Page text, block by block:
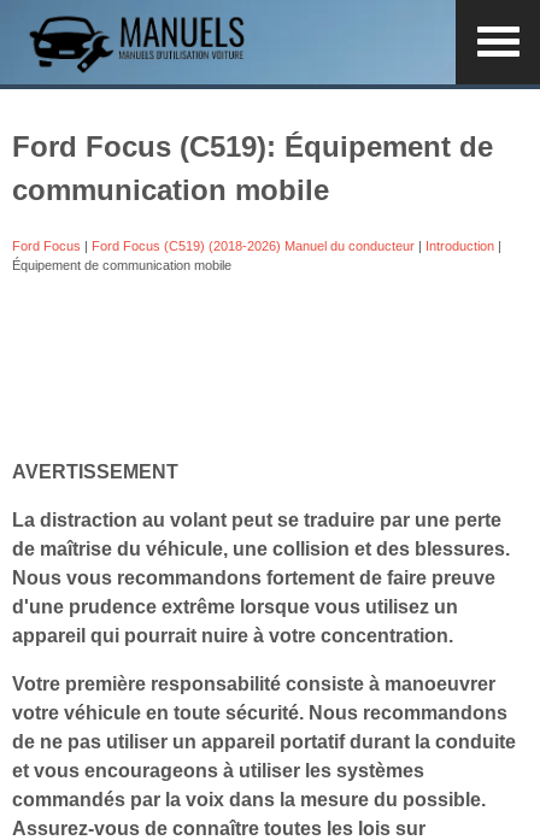
Ford Focus (C519): Équipement de
communication mobile
Ford Focus | Ford Focus (C519) (2018-2026) Manuel du conducteur | Introduction |
Équipement de communication mobile
AVERTISSEMENT
La distraction au volant peut se traduire par une perte
de maîtrise du véhicule, une collision et des blessures.
Nous vous recommandons fortement de faire preuve
d'une prudence extrême lorsque vous utilisez un
appareil qui pourrait nuire à votre concentration.
Votre première responsabilité consiste à manoeuvrer
votre véhicule en toute sécurité. Nous recommandons
de ne pas utiliser un appareil portatif durant la conduite
et vous encourageons à utiliser les systèmes
commandés par la voix dans la mesure du possible.
Assurez-vous de connaître toutes les lois sur